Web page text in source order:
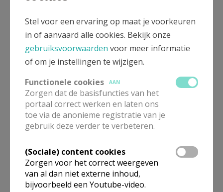
pastoor
Dorp 13
1750 Lennik
02 532 28 88
Stel voor een ervaring op maat je voorkeuren
in of aanvaard alle cookies. Bekijk onze
gebruiksvoorwaarden voor meer informatie
of om je instellingen te wijzigen.
Functionele cookies
AAN
Zorgen dat de basisfuncties van het
portaal correct werken en laten ons
toe via de anonieme registratie van je
gebruik deze verder te verbeteren.
(Sociale) content cookies
Zorgen voor het correct weergeven
van al dan niet externe inhoud,
bijvoorbeeld een Youtube-video.